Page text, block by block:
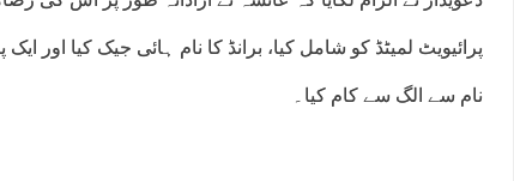
پرائیویٹ لمیٹڈ کو شامل کیا، برانڈ کا نام ہائی جیک کیا اور
نام سے الگ سے کام کیا۔